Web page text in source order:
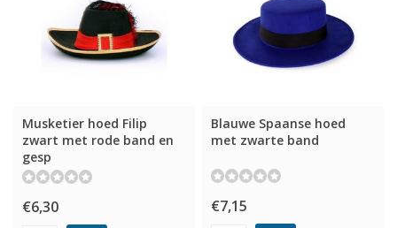
Musketier hoed Filip
zwart met rode band en
gesp
€6,30
Blauwe Spaanse hoed
met zwarte band
€7,15